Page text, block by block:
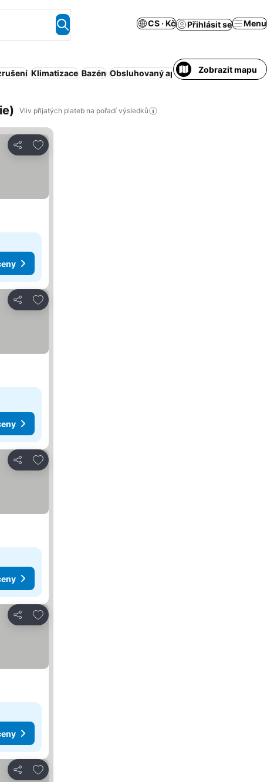
CS · Kč Přihlásit se Menu
Klimatizace Bazén Obsluhovaný apartmán Parkování
Zobrazit mapu
Vliv přijatých plateb na pořadí výsledků
Sdílet
Přidat na seznam oblíbených hotelů
Sdílet
Přidat na seznam oblíbených hotelů
Sdílet
Přidat na seznam oblíbených hotelů
Sdílet
Přidat na seznam oblíbených hotelů
Sdílet
Přidat na seznam oblíbených hotelů